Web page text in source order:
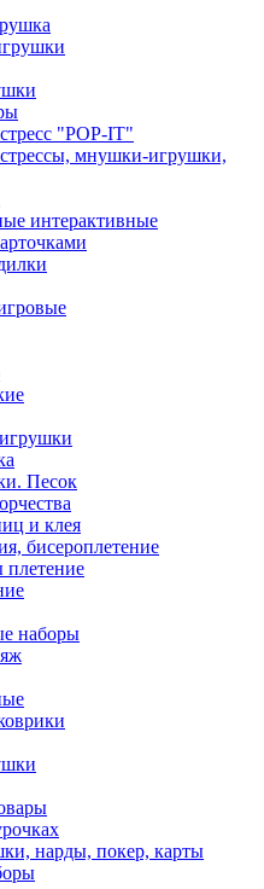
"POP-IT"
мнушки-игрушки,
интерактивные
Песок
и клея
бисероплетение
плетение
наборы
нарды, покер, карты